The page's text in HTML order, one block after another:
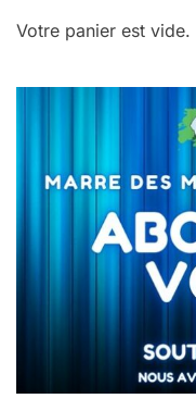
Votre panier est vide.